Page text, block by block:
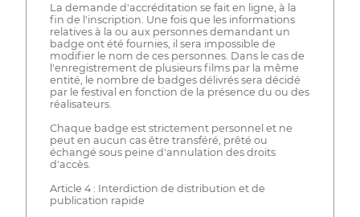
La demande d'accréditation se fait en ligne, à la
fin de l'inscription. Une fois que les informations
relatives à la ou aux personnes demandant un
badge ont été fournies, il sera impossible de
modifier le nom de ces personnes. Dans le cas de
l'enregistrement de plusieurs films par la même
entité, le nombre de badges délivrés sera décidé
par le festival en fonction de la présence du ou des
réalisateurs.
Chaque badge est strictement personnel et ne
peut en aucun cas être transféré, prêté ou
échangé sous peine d'annulation des droits
d'accès.
Article 4 : Interdiction de distribution et de
publication rapide